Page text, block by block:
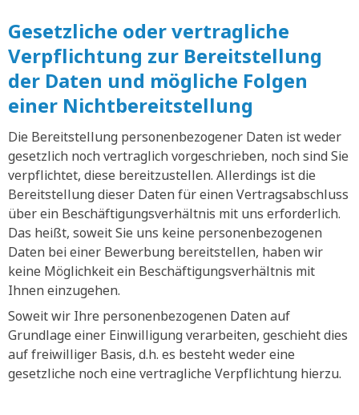
Gesetzliche oder vertragliche
Verpflichtung zur Bereitstellung
der Daten und mögliche Folgen
einer Nichtbereitstellung
Die Bereitstellung personenbezogener Daten ist weder
gesetzlich noch vertraglich vorgeschrieben, noch sind Sie
verpflichtet, diese bereitzustellen. Allerdings ist die
Bereitstellung dieser Daten für einen Vertragsabschluss
über ein Beschäftigungsverhältnis mit uns erforderlich.
Das heißt, soweit Sie uns keine personenbezogenen
Daten bei einer Bewerbung bereitstellen, haben wir
keine Möglichkeit ein Beschäftigungsverhältnis mit
Ihnen einzugehen.
Soweit wir Ihre personenbezogenen Daten auf
Grundlage einer Einwilligung verarbeiten, geschieht dies
auf freiwilliger Basis, d.h. es besteht weder eine
gesetzliche noch eine vertragliche Verpflichtung hierzu.